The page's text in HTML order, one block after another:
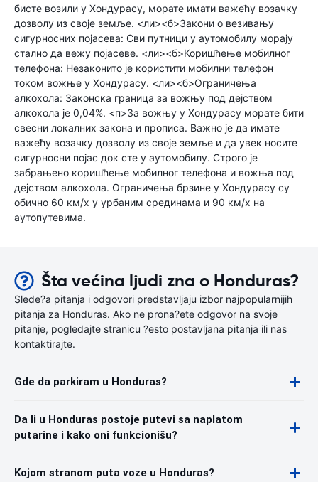
бисте возили у Хондурасу, морате имати важећу возачку
дозволу из своје земље. <ли><б>Закони о везивању
сигурносних појасева: Сви путници у аутомобилу морају
стално да вежу појасеве. <ли><б>Коришћење мобилног
телефона: Незаконито је користити мобилни телефон
током вожње у Хондурасу. <ли><б>Ограничења
алкохола: Законска граница за вожњу под дејством
алкохола је 0,04%. <п>За вожњу у Хондурасу морате бити
свесни локалних закона и прописа. Важно је да имате
важећу возачку дозволу из своје земље и да увек носите
сигурносни појас док сте у аутомобилу. Строго је
забрањено коришћење мобилног телефона и вожња под
дејством алкохола. Ограничења брзине у Хондурасу су
обично 60 км/х у урбаним срединама и 90 км/х на
аутопутевима.
Šta većina ljudi zna o Honduras?
Slede?a pitanja i odgovori predstavljaju izbor najpopularnijih
pitanja za Honduras. Ako ne prona?ete odgovor na svoje
pitanje, pogledajte stranicu ?esto postavljana pitanja ili nas
kontaktirajte.
Gde da parkiram u Honduras?
Da li u Honduras postoje putevi sa naplatom
putarine i kako oni funkcionišu?
Kojom stranom puta voze u Honduras?